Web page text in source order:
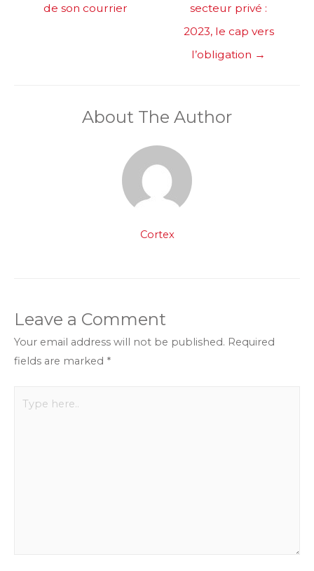
de son courrier
secteur privé :
2023, le cap vers
l’obligation →
About The Author
Cortex
Leave a Comment
Your email address will not be published. Required
fields are marked *
here..